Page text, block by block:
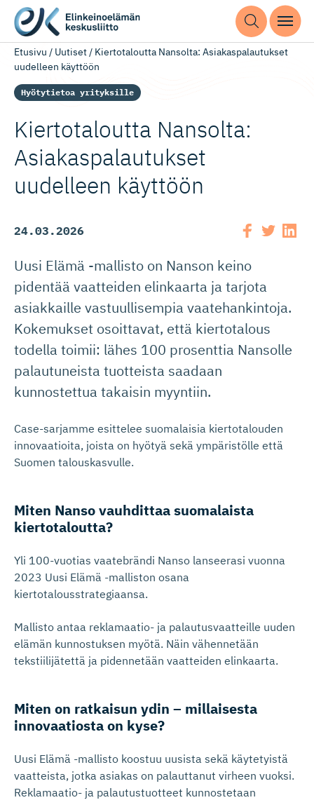
Etusivu / Uutiset/ Kiertotaloutta Nansolta: Asiakaspalautukset
uudelleen käyttöön
Hyötytietoa yrityksille
Kiertotaloutta Nansolta:
Asiakaspa­lau­tukset
uudelleen käyttöön
24.03.2026
Uusi Elämä -mallisto on Nanson keino
pidentää vaatteiden elinkaarta ja tarjota
asiakkaille vastuullisempia vaatehankintoja.
Kokemukset osoittavat, että kiertotalous
todella toimii: lähes 100 prosenttia Nansolle
palautuneista tuotteista saadaan
kunnostettua takaisin myyntiin.
Case-sarjamme esittelee suomalaisia kiertotalouden
innovaatioita, joista on hyötyä sekä ympäristölle että
Suomen talouskasvulle.
Miten Nanso vauhdittaa suomalaista
kiertotaloutta?
Yli 100-vuotias vaatebrändi Nanso lanseerasi vuonna
2023 Uusi Elämä -malliston osana
kiertotalousstrategiaansa.
Mallisto antaa reklamaatio- ja palautusvaatteille uuden
elämän kunnostuksen myötä. Näin vähennetään
tekstiilijätettä ja pidennetään vaatteiden elinkaarta.
Miten on ratkaisun ydin – millaisesta
innovaatiosta on kyse?
Uusi Elämä -mallisto koostuu uusista sekä käytetyistä
vaatteista, jotka asiakas on palauttanut virheen vuoksi.
Reklamaatio- ja palautustuotteet kunnostetaan